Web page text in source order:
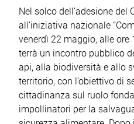
Nel solco dell’adesione del
all’iniziativa nazionale
venerdì 22 maggio, alle ore
terrà un incontro pubblico
api, alla biodiversità e allo
territorio, con l’obiettivo di
cittadinanza sul ruolo
impollinatori per la